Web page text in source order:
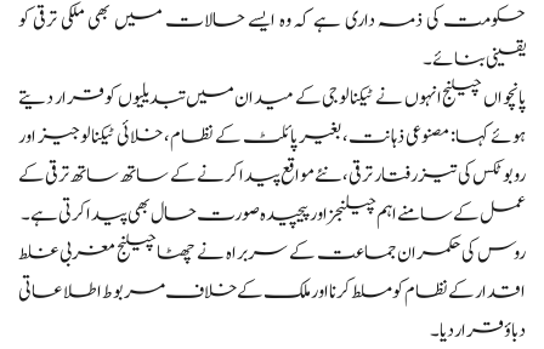
حکومت کی ذمہ داری ہے کہ وہ ایسے حالات میں بھی ملکی ترقی کو
یقینی بنائے۔
پانچواں چیلنج انہوں نے ٹیکنالوجی کے میدان میں تبدیلیوں کو قرار دیتے
ہوئے کہا: مصنوعی ذہانت، بغیر پائلٹ کے نظام، خلائی ٹیکنالوجیز اور
روبوٹکس کی تیز رفتار ترقی، نئے مواقع پیدا کرنے کے ساتھ ساتھ ترقی کے
عمل کے سامنے اہم چیلنجز اور پیچیدہ صورت حال بھی پیدا کرتی ہے۔
روس کی حکمران جماعت کے سربراہ نے چھٹا چیلنج مغربی غلط
اقدار کے نظام کو مسلط کرنا اور ملک کے خلاف مربوط اطلاعاتی
دباؤ قرار دیا۔